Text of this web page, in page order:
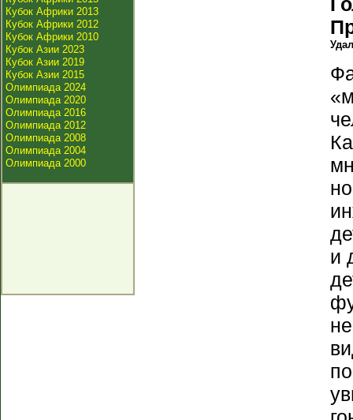
Кубок Африки 2013
Кубок Африки 2012
Кубок Африки 2010
Кубок Азии 2023
Кубок Азии 2019
Кубок Азии 2015
Олимпиада 2024
Олимпиада 2020
Олимпиада 2016
Олимпиада 2012
Олимпиада 2008
Олимпиада 2004
Олимпиада 2000
и